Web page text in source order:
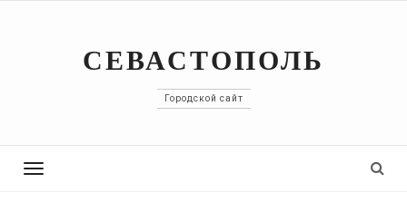
СЕВАСТОПОЛЬ
Городской сайт
Toggle